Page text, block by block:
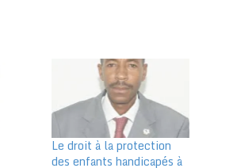
Le droit à la protection
des enfants handicapés à